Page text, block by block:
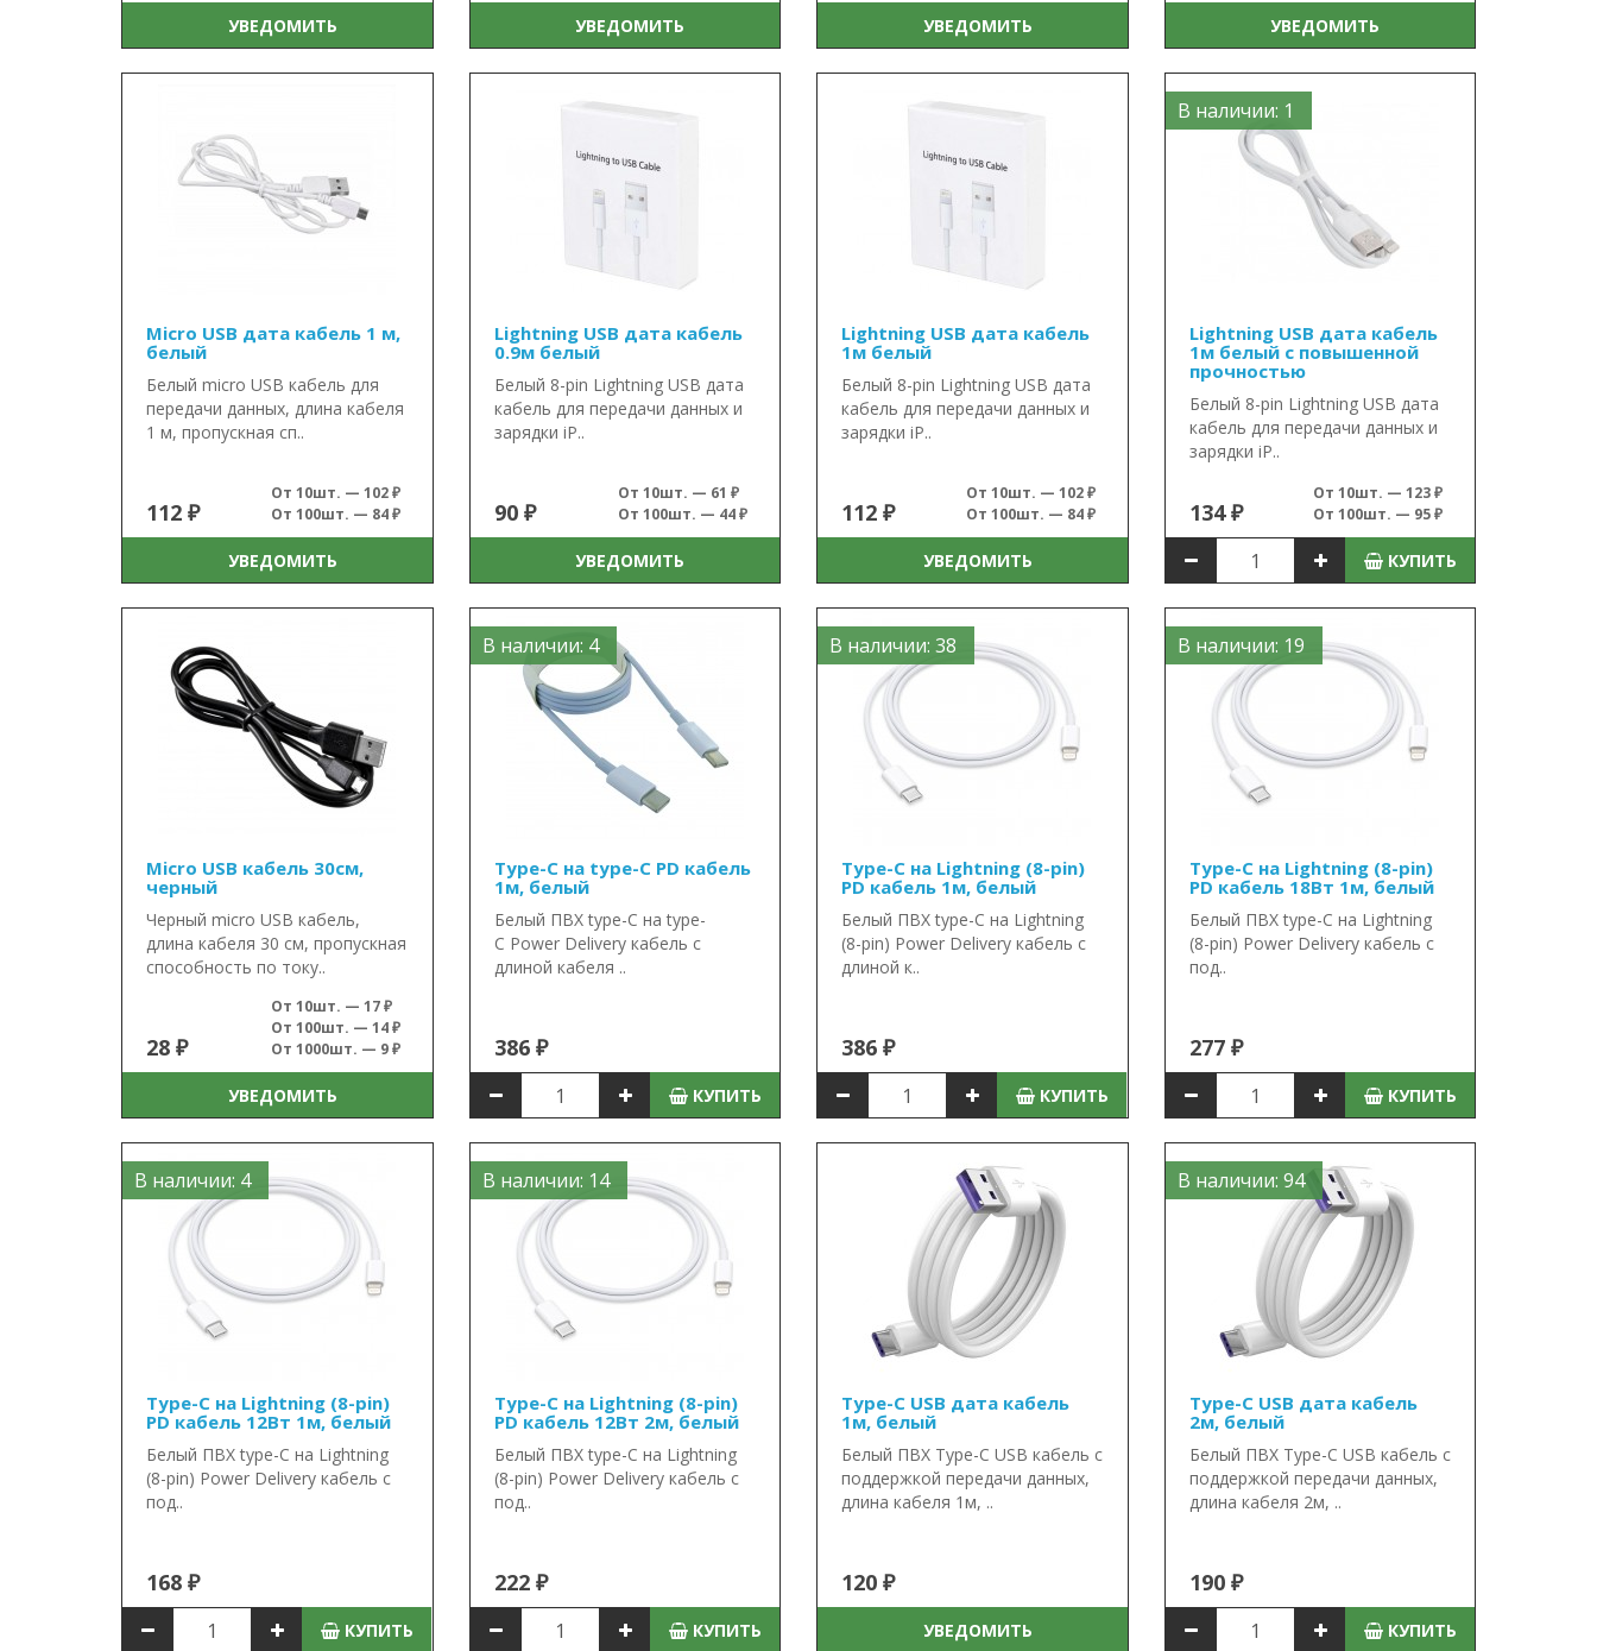
УВЕДОМИТЬ УВЕДОМИТЬ УВЕДОМИТЬ УВЕДОМИТЬ
Micro USB дата кабель 1 м,
белый
Белый micro USB кабель для
передачи данных, длина кабеля
1 м, пропускная сп..
112 ₽
От 10шт. — 102 ₽
От 100шт. — 84 ₽
УВЕДОМИТЬ
Lightning USB дата кабель
0.9м белый
Белый 8-pin Lightning USB дата
кабель для передачи данных и
зарядки iP..
90 ₽
От 10шт. — 61 ₽
От 100шт. — 44 ₽
УВЕДОМИТЬ
Lightning USB дата кабель
1м белый
Белый 8-pin Lightning USB дата
кабель для передачи данных и
зарядки iP..
112 ₽
От 10шт. — 102 ₽
От 100шт. — 84 ₽
УВЕДОМИТЬ
В наличии: 1
Lightning USB дата кабель
1м белый с повышенной
прочностью
Белый 8-pin Lightning USB дата
кабель для передачи данных и
зарядки iP..
134 ₽
От 10шт. — 123 ₽
От 100шт. — 95 ₽
КУПИТЬ
Micro USB кабель 30см,
черный
Черный micro USB кабель,
длина кабеля 30 cм, пропускная
способность по току..
28 ₽
От 10шт. — 17 ₽
От 100шт. — 14 ₽
От 1000шт. — 9 ₽
УВЕДОМИТЬ
В наличии: 4
Type-C на type-C PD кабель
1м, белый
Белый ПВХ type-C на type-
C Power Delivery кабель с
длиной кабеля ..
386 ₽
КУПИТЬ
В наличии: 38
Type-C на Lightning (8-pin)
PD кабель 1м, белый
Белый ПВХ type-C на Lightning
(8-pin) Power Delivery кабель с
длиной к..
386 ₽
КУПИТЬ
В наличии: 19
Type-C на Lightning (8-pin)
PD кабель 18Вт 1м, белый
Белый ПВХ type-C на Lightning
(8-pin) Power Delivery кабель с
под..
277 ₽
КУПИТЬ
В наличии: 4
Type-C на Lightning (8-pin)
PD кабель 12Вт 1м, белый
Белый ПВХ type-C на Lightning
(8-pin) Power Delivery кабель с
под..
168 ₽
КУПИТЬ
В наличии: 14
Type-C на Lightning (8-pin)
PD кабель 12Вт 2м, белый
Белый ПВХ type-C на Lightning
(8-pin) Power Delivery кабель с
под..
222 ₽
КУПИТЬ
Type-C USB дата кабель
1м, белый
Белый ПВХ Type-C USB кабель с
поддержкой передачи данных,
длина кабеля 1м, ..
120 ₽
УВЕДОМИТЬ
В наличии: 94
Type-C USB дата кабель
2м, белый
Белый ПВХ Type-C USB кабель с
поддержкой передачи данных,
длина кабеля 2м, ..
190 ₽
КУПИТЬ